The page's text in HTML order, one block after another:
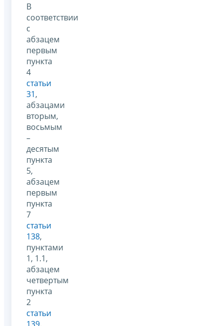
В
соответствии
с
абзацем
первым
пункта
4
статьи
31,
абзацами
вторым,
восьмым
–
десятым
пункта
5,
абзацем
первым
пункта
7
статьи
138,
пунктами
1, 1.1,
абзацем
четвертым
пункта
2
статьи
139,